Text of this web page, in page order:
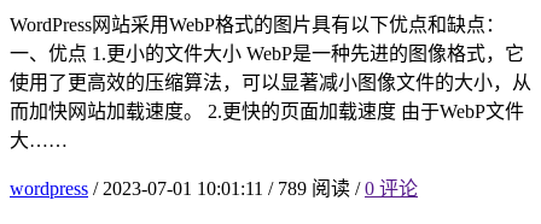
WordPress网站采用WebP格式的图片具有以下优点和缺点：
一、优点 1.更小的文件大小 WebP是一种先进的图像格式，它
使用了更高效的压缩算法，可以显著减小图像文件的大小，从
而加快网站加载速度。 2.更快的页面加载速度 由于WebP文件
大……
wordpress /2023-07-01 10:01:11 /789 阅读 / 0 评论